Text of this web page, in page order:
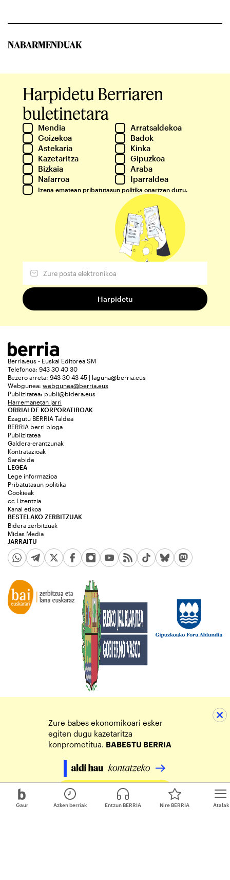
Gaur Atalak
Azken berriak Entzun BERRIA Nire BERRIA
NABARMENDUAK
Harpidetu Berriaren
buletinetara
Mendia
Arratsaldekoa
Goizekoa
Badok
Astekaria
Kinka
Kazetaritza
Gipuzkoa
Bizkaia
Araba
Nafarroa
Iparraldea
Izena ematean pribatutasun politika onartzen duzu.
Berria.eus - Euskal Editorea SM
Telefonoa: 943 30 40 30
Bezero arreta: 943 30 43 45 | laguna@berria.eus
Webgunea: webgunea@berria.eus
Publizitatea: publi@bidera.eus
Harremanetan jarri
ORRIALDE KORPORATIBOAK
Ezagutu BERRIA Taldea
BERRIA berri bloga
Publizitatea
Galdera-erantzunak
Kontratazioak
Sarebide
JARRAITU
LEGEA
Lege informazioa
Pribatutasun politika
Cookieak
cc Lizentzia
Kanal etikoa
BESTELAKO ZERBITZUAK
Bidera zerbitzuak
Midas Media
Zure babes ekonomikoari esker
egiten dugu kazetaritza
konprometitua. BABESTU BERRIA
Egin zure ekarpena